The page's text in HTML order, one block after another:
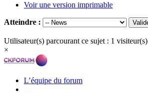
Voir une version imprimable
Atteindre :
Utilisateur(s) parcourant ce sujet : 1 visiteur(s)
×
L’équipe du forum